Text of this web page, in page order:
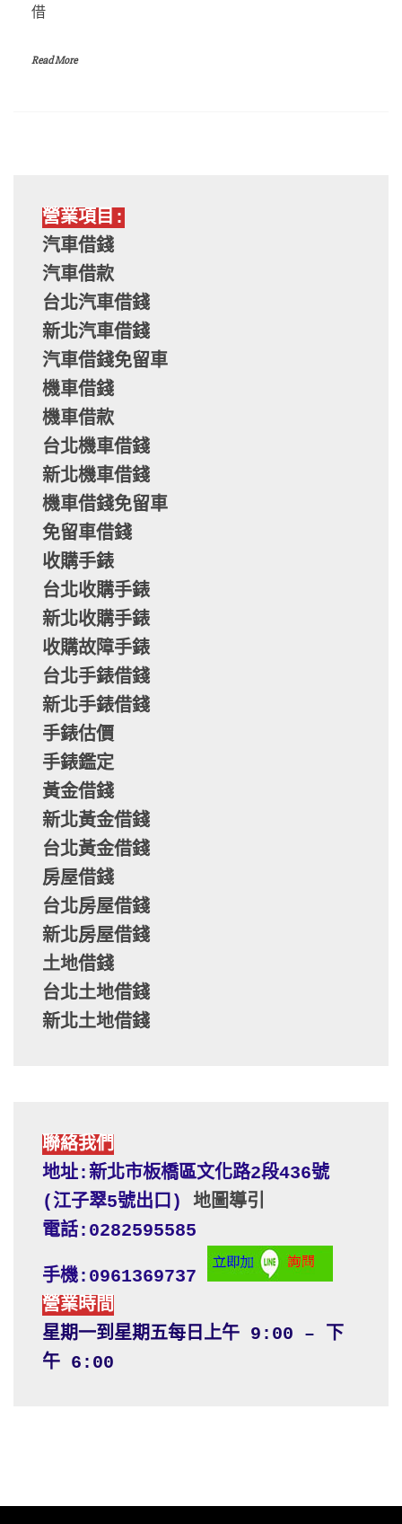
借
Read More
營業項目:
汽車借錢
汽車借款
台北汽車借錢
新北汽車借錢
汽車借錢免留車
機車借錢
機車借款
台北機車借錢
新北機車借錢
機車借錢免留車
免留車借錢
收購手錶
台北收購手錶
新北收購手錶
收購故障手錶
台北手錶借錢
新北手錶借錢
手錶估價
手錶鑑定
黃金借錢
新北黃金借錢
台北黃金借錢
房屋借錢
台北房屋借錢
新北房屋借錢
土地借錢
台北土地借錢
新北土地借錢
聯絡我們
地址:新北市板橋區文化路2段436號
(江子翠5號出口) 地圖導引
電話:0282595585
手機:0961369737
營業時間
星期一到星期五每日上午 9:00 – 下
午 6:00